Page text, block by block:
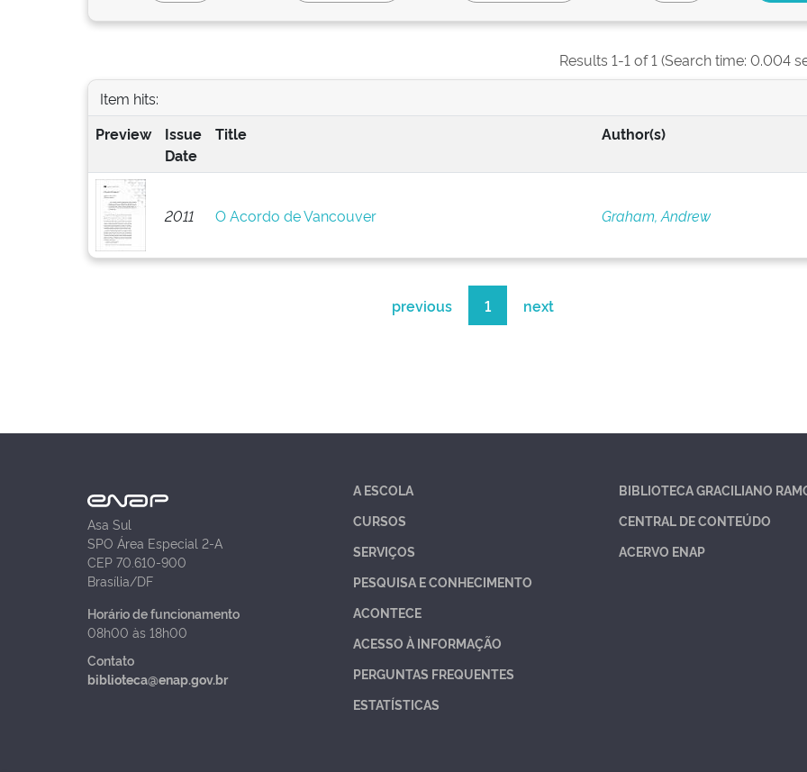
Results 1-1 of 1 (Search time: 0.004
Item hits:
Preview
Issue
Date
Title Author(s)
2011 O Acordo de Vancouver Graham, Andrew
previous 1 next
Asa Sul
SPO Área Especial 2-A
CEP 70.610-900
Brasília/DF
Horário de funcionamento
08h00 às 18h00
Contato
biblioteca@enap.gov.br
A ESCOLA
CURSOS
SERVIÇOS
PESQUISA E CONHECIMENTO
ACONTECE
ACESSO À INFORMAÇÃO
PERGUNTAS FREQUENTES
ESTATÍSTICAS
BIBLIOTECA GRACILIANO
CENTRAL DE CONTEÚDO
ACERVO ENAP